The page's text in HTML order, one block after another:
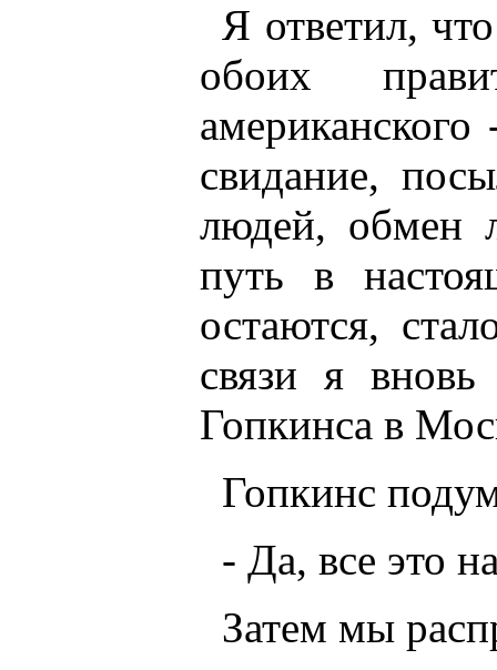
Я ответил,
обоих
свидание,
людей, обмен
путь в
остаются,
связи я
Гопкинса в
Гопкинс
- Да, все это
Затем мы